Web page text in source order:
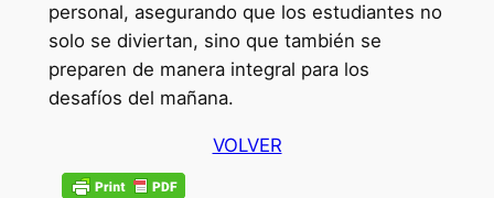
personal, asegurando que los estudiantes no
solo se diviertan, sino que también se
preparen de manera integral para los
desafíos del mañana.
VOLVER